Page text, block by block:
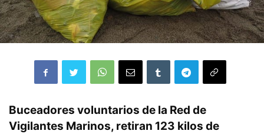
Buceadores voluntarios de la Red de
Vigilantes Marinos, retiran 123 kilos de